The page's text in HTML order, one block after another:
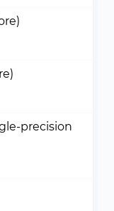
precision